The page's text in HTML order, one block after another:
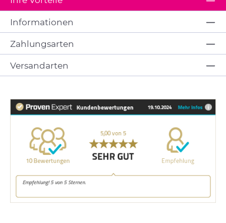
Informationen
Zahlungsarten
Versandarten